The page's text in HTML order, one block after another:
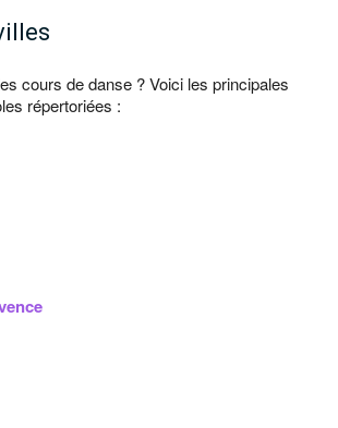
cours de danse ? Voici les principales
répertoriées :